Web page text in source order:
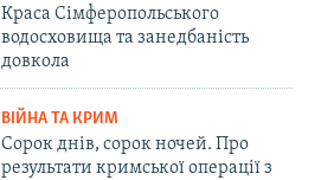
Краса Сімферопольського
водосховища та занедбаність
довкола
ВІЙНА ТА КРИМ
Сорок днів, сорок ночей. Про
результати кримської операції з